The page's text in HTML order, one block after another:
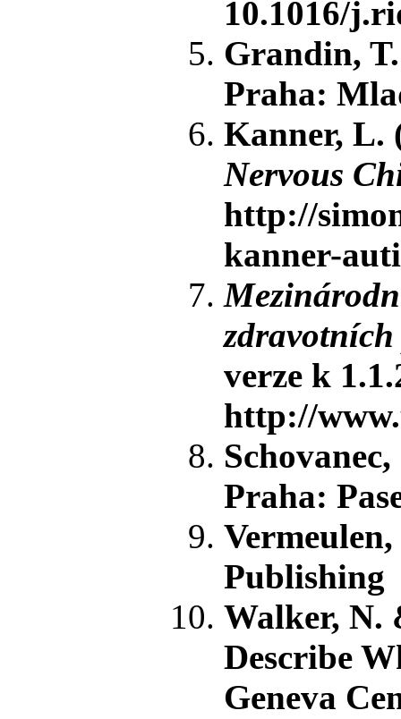
10.1016/
Grandin,
Praha:
Kanner, L.
Nervous
http://
kanner-
verze k
http://
Praha:
Publishing
Walker, N.
Describe
Geneva